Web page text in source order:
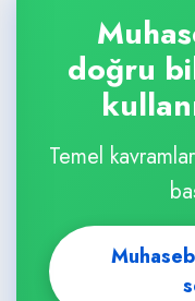
doğru
Temel